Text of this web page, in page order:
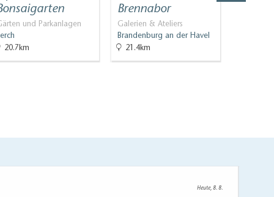
und Parkanlagen
20.7km
Brennabor
Galerien & Ateliers
Brandenburg an der Havel
21.4km
Heute, 8. 8.